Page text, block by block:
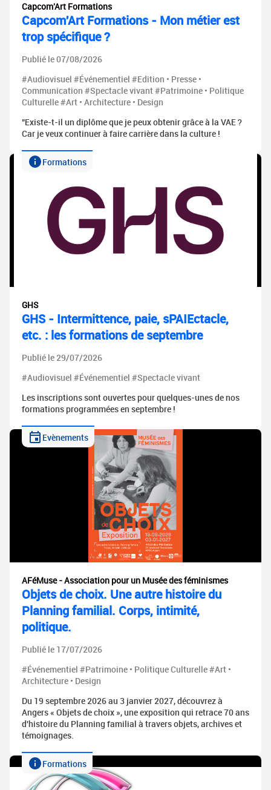
Capcom'Art Formations
Capcom'Art Formations - Mon métier est
trop spécifique ?
Publié le 07/08/2026
#Audiovisuel #Événementiel #Edition • Presse •
Communication #Spectacle vivant #Patrimoine • Politique
Culturelle #Art • Architecture • Design
"Existe-t-il un diplôme que je peux obtenir grâce à la VAE ?
Car je veux continuer à faire carrière dans la culture !
Formations
GHS
GHS - Intermittence, paie, sPAIEctacle,
etc. : les formations de septembre
Publié le 29/07/2026
#Audiovisuel #Événementiel #Spectacle vivant
Les inscriptions sont ouvertes pour quelques-unes de nos
formations programmées en septembre !
Evènements
AFéMuse - Association pour un Musée des féminismes
Objets de choix. Une autre histoire du
Planning familial. Corps, intimité,
politique.
Publié le 17/07/2026
#Événementiel #Patrimoine • Politique Culturelle #Art •
Architecture • Design
Du 19 septembre 2026 au 3 janvier 2027, découvrez à
Angers « Objets de choix », une exposition qui retrace 70 ans
d'histoire du Planning familial à travers objets, archives et
témoignages.
Formations